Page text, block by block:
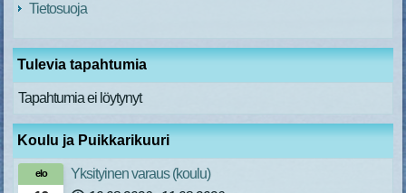
Tietosuoja
Tulevia tapahtumia
Tapahtumia ei löytynyt
Koulu ja Puikkarikuuri
elo
Yksityinen varaus (koulu)